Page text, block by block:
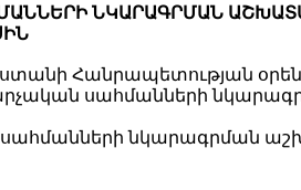
ՆԿԱՐԱԳՐՄԱՆ
Հանրապետության
սահմանների
սահմանների նկարագրման